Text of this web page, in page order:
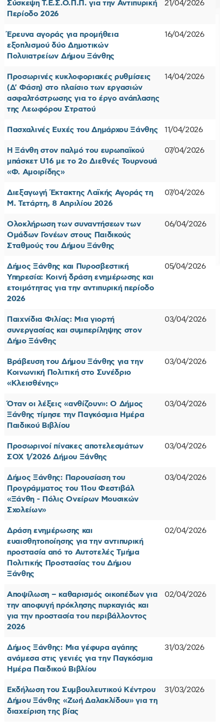
Σύσκεψη Τ.Ε.Σ.Ο.Π.Π. για την Αντιπυρική
Περίοδο 2026
21/04/2026
Έρευνα αγοράς για προμήθεια
εξοπλισμού δύο Δημοτικών
Πολυιατρείων Δήμου Ξάνθης
16/04/2026
Προσωρινές κυκλοφοριακές ρυθμίσεις
(Δ' Φάση) στο πλαίσιο των εργασιών
ασφαλτόστρωσης για το έργο ανάπλασης
της Λεωφόρου Στρατού
14/04/2026
Πασχαλινές Ευχές του Δημάρχου Ξάνθης 11/04/2026
Η Ξάνθη στον παλμό του ευρωπαϊκού
μπάσκετ U16 με το 2ο Διεθνές Τουρνουά
«Φ. Αμοιρίδης»
07/04/2026
Διεξαγωγή Έκτακτης Λαϊκής Αγοράς τη
Μ. Τετάρτη, 8 Απριλίου 2026
07/04/2026
Ολοκλήρωση των συναντήσεων των
Ομάδων Γονέων στους Παιδικούς
Σταθμούς του Δήμου Ξάνθης
06/04/2026
Δήμος Ξάνθης και Πυροσβεστική
Υπηρεσία: Κοινή δράση ενημέρωσης και
ετοιμότητας για την αντιπυρική περίοδο
2026
05/04/2026
Παιχνίδια Φιλίας: Μια γιορτή
συνεργασίας και συμπερίληψης στον
Δήμο Ξάνθης
03/04/2026
Βράβευση του Δήμου Ξάνθης για την
Κοινωνική Πολιτική στο Συνέδριο
«Κλεισθένης»
03/04/2026
Όταν οι λέξεις «ανθίζουν»: Ο Δήμος
Ξάνθης τίμησε την Παγκόσμια Ημέρα
Παιδικού Βιβλίου
03/04/2026
Προσωρινοί πίνακες αποτελεσμάτων
ΣΟΧ 1/2026 Δήμου Ξάνθης
03/04/2026
Δήμος Ξάνθης: Παρουσίαση του
Προγράμματος του 11ου Φεστιβάλ
«Ξάνθη - Πόλις Ονείρων Μουσικών
Σχολείων»
03/04/2026
Δράση ενημέρωσης και
ευαισθητοποίησης για την αντιπυρική
προστασία από το Αυτοτελές Τμήμα
Πολιτικής Προστασίας του Δήμου
Ξάνθης
02/04/2026
Αποψίλωση – καθαρισμός οικοπέδων για
την αποφυγή πρόκλησης πυρκαγιάς και
για την προστασία του περιβάλλοντος
2026
02/04/2026
Δήμος Ξάνθης: Μια γέφυρα αγάπης
ανάμεσα στις γενιές για την Παγκόσμια
Ημέρα Παιδικού Βιβλίου
31/03/2026
Εκδήλωση του Συμβουλευτικού Κέντρου
Δήμου Ξάνθης «Ζωή Δαλακλίδου» για τη
διαχείριση της βίας
31/03/2026